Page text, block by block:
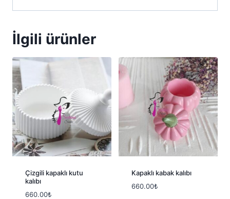
İlgili ürünler
Çizgili kapaklı kutu
kalıbı
660.00₺
Kapaklı kabak kalıbı
660.00₺